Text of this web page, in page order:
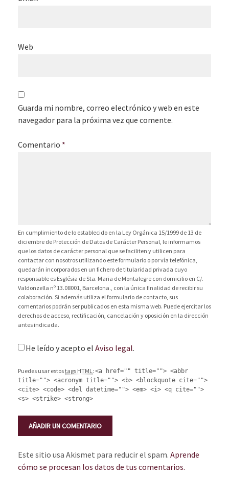
Web
Guarda mi nombre, correo electrónico y web en este
navegador para la próxima vez que comente.
Comentario *
En cumplimiento de lo establecido en la Ley Orgánica 15/1999 de 13 de
diciembre de Protección de Datos de Carácter Personal, le informamos
que los datos de carácter personal que se faciliten y utilicen para
contactar con nosotros utilizando este formulario o por vía telefónica,
quedarán incorporados en un fichero de titularidad privada cuyo
responsable es Església de Sta. Maria de Montalegre con domicilio en C/.
Valdonzella nº 13.08001, Barcelona., con la única finalidad de recibir su
colaboración. Si además utiliza el formulario de contacto, sus
comentarios podrán ser publicados en esta misma web. Puede ejercitar los
derechos de acceso, rectificación, cancelación y oposición en la dirección
antes indicada.
He leído y acepto el Aviso legal.
Puedes usar estostags HTML: <a href="" title=""> <abbr
title=""> <acronym title=""> <b> <blockquote cite="">
<cite> <code> <del datetime=""> <em> <i> <q cite="">
<s> <strike> <strong>
Este sitio usa Akismet para reducir el spam. Aprende
cómo se procesan los datos de tus comentarios.